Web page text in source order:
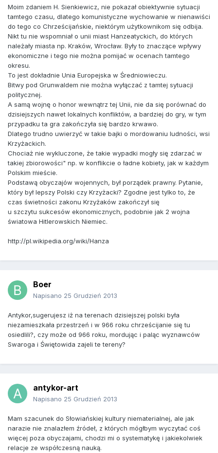
Moim zdaniem H. Sienkiewicz, nie pokazał obiektywnie sytuacji
tamtego czasu, dlatego komunistyczne wychowanie w nienawiści
do tego co Chrześcijańskie, niektórym użytkownikom się odbija.
Nikt tu nie wspomniał o unii miast Hanzeatyckich, do których
należały miasta np. Kraków, Wrocław. Były to znaczące wpływy
ekonomiczne i tego nie można pomijać w ocenach tamtego
okresu.
To jest dokładnie Unia Europejska w Średniowieczu.
Bitwy pod Grunwaldem nie można wyłączać z tamtej sytuacji
politycznej.
A samą wojnę o honor wewnątrz tej Unii, nie da się porównać do
dzisiejszych nawet lokalnych konfliktów, a bardziej do gry, w tym
przypadku ta gra zakończyła się bardzo krwawo.
Dlatego trudno uwierzyć w takie bajki o mordowaniu ludności, wsi
Krzyżackich.
Chociaż nie wykluczone, że takie wypadki mogły się zdarzać w
takiej zbiorowości" np. w konflikcie o ładne kobiety, jak w każdym
Polskim mieście.
Podstawą obyczajów wojennych, był porządek prawny. Pytanie,
który był lepszy Polski czy Krzyżacki? Zgodne jest tylko to, że
czas świetności zakonu Krzyżaków zakończył się
u szczytu sukcesów ekonomicznych, podobnie jak 2 wojna
światowa Hitlerowskich Niemiec.
http://pl.wikipedia.org/wiki/Hanza
Boer
Napisano 25 Grudzień 2013
Antykor,sugerujesz iż na terenach dzisiejszej polski była
niezamieszkała przestrzeń i w 966 roku chrześcijanie się tu
osiedlili?, czy może od 966 roku, mordując i paląc wyznawców
Swaroga i Świętowida zajeli te tereny?
antykor-art
Napisano 25 Grudzień 2013
Mam szacunek do Słowiańskiej kultury niematerialnej, ale jak
narazie nie znalazłem źródeł, z których mógłbym wyczytać coś
więcej poza obyczajami, chodzi mi o systematykę i jakiekolwiek
relacje ze współczesną nauką.